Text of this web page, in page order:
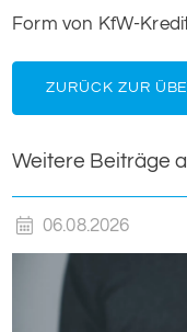
Form von KfW-
ZURÜCK ZUR
Weitere Beiträge
06.08.2026